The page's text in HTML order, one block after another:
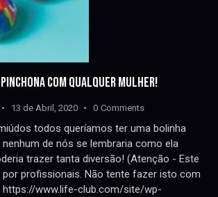
COM QUALQUER MULHER!
13 de Abril, 2020 0 Comments
todos queríamos ter uma bolinha
nenhum de nós se lembraria como ela
trazer tanta diversão! (Atenção - Este
profissionais. Não tente fazer isto com
https://www.life-club.com/site/wp-